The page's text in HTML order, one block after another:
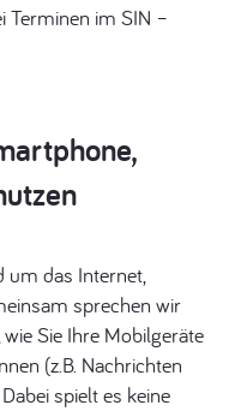
Terminen im SIN –
um das Internet,
sprechen wir
Sie Ihre Mobilgeräte
(z.B. Nachrichten
spielt es keine